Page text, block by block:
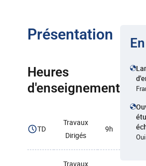
Présentation
Heures
d'enseignement
TD
Travaux
Dirigés
9h
Travaux
Oui